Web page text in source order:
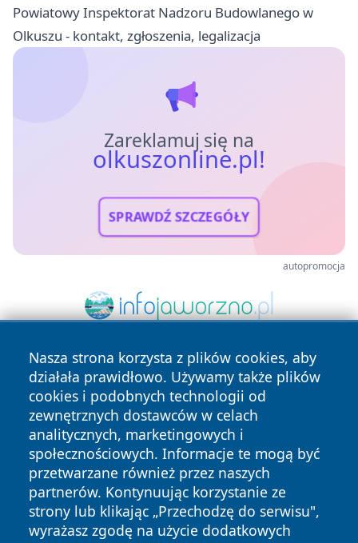
Powiatowy Inspektorat Nadzoru Budowlanego w
Olkuszu - kontakt, zgłoszenia, legalizacja
Zareklamuj się na
olkuszonline.pl!
SPRAWDŹ SZCZEGÓŁY
autopromocja
Nasza strona korzysta z plików cookies, aby
działała prawidłowo. Używamy także plików
cookies i podobnych technologii od
zewnętrznych dostawców w celach
analitycznych, marketingowych i
społecznościowych. Informacje te mogą być
przetwarzane również przez naszych
partnerów. Kontynuując korzystanie ze
strony lub klikając „Przechodzę do serwisu",
wyrażasz zgodę na użycie dodatkowych
Copyright © 2026 olkuszonline.pl Wszystkie prawa
zastrzeżone.
News Autorzy
Polityka
Polityka